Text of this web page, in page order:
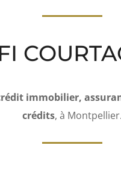
immobilier,
crédits, à Montpellier.